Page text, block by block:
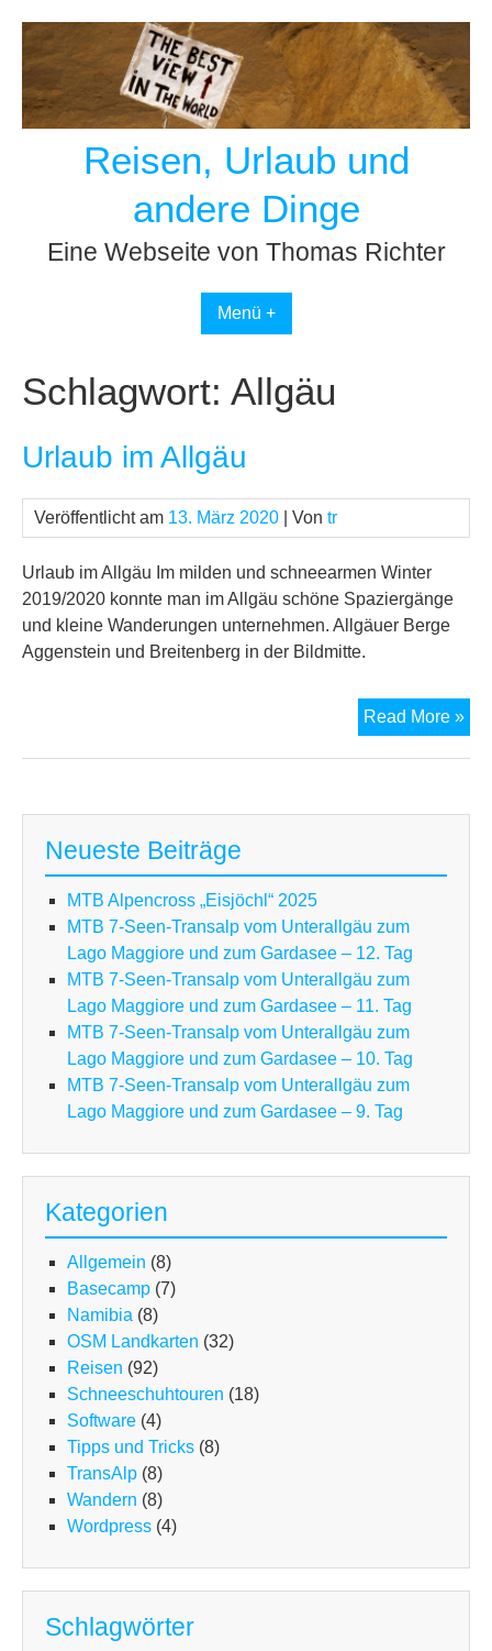
content
Reisen, Urlaub und
andere Dinge
Eine Webseite von Thomas Richter
Menü +
Schlagwort: Allgäu
Urlaub im Allgäu
Veröffentlicht am 13. März 2020 | Von tr
Urlaub im Allgäu Im milden und schneearmen Winter
2019/2020 konnte man im Allgäu schöne Spaziergänge
und kleine Wanderungen unternehmen. Allgäuer Berge
Aggenstein und Breitenberg in der Bildmitte.
Read More »
im
Neueste Beiträge
MTB Alpencross „Eisjöchl“ 2025
MTB 7-Seen-Transalp vom Unterallgäu zum
Lago Maggiore und zum Gardasee – 12. Tag
MTB 7-Seen-Transalp vom Unterallgäu zum
Lago Maggiore und zum Gardasee – 11. Tag
MTB 7-Seen-Transalp vom Unterallgäu zum
Lago Maggiore und zum Gardasee – 10. Tag
MTB 7-Seen-Transalp vom Unterallgäu zum
Lago Maggiore und zum Gardasee – 9. Tag
Kategorien
Allgemein (8)
Basecamp (7)
Namibia (8)
OSM Landkarten (32)
Reisen (92)
Schneeschuhtouren (18)
Software (4)
Tipps und Tricks (8)
TransAlp (8)
Wandern (8)
Wordpress (4)
Schlagwörter